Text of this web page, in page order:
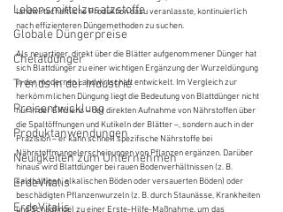
Lebensmittelzusatzstoffe
Globale Düngerpreise
Chelatdünger
Trends in der Industrie
Preisentwicklung
Produktanwendungen
Neuigkeiten zum Unternehmen
ErdeVitalis
ErdeVitalis
landwirtschaftliche Produktion dazu veranlasste, kontinuierlich
nach effizienteren Düngemethoden zu suchen.
Als neuartiger, direkt über die Blätter aufgenommener Dünger hat
sich Blattdünger zu einer wichtigen Ergänzung der Wurzeldüngung
in der modernen Landwirtschaft entwickelt. Im Vergleich zur
herkömmlichen Düngung liegt die Bedeutung von Blattdünger nicht
nur in der Effizienz – der direkten Aufnahme von Nährstoffen über
die Spaltöffnungen und Kutikeln der Blätter –, sondern auch in der
Präzision – er kann schnell spezifische Nährstoffe bei
Nährstoffmangelerscheinungen von Pflanzen ergänzen. Darüber
hinaus wird Blattdünger bei rauen Bodenverhältnissen (z. B.
salzhaltigen, alkalischen Böden oder versauerten Böden) oder
beschädigten Pflanzenwurzeln (z. B. durch Staunässe, Krankheiten